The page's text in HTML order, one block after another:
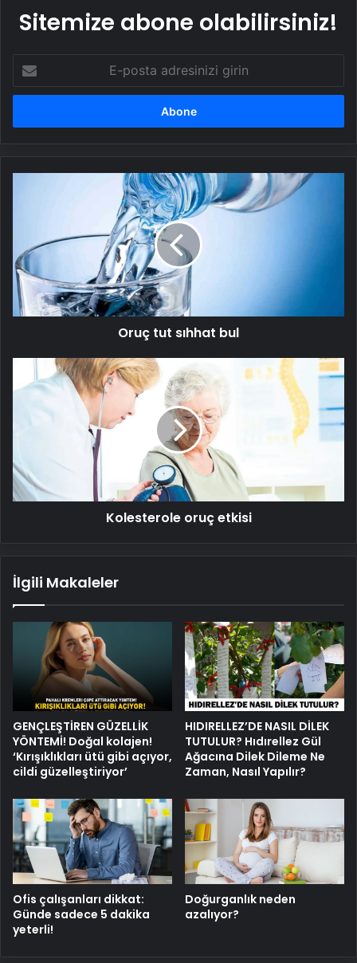
Sitemize abone olabilirsiniz!
posta
adresinizi
Oruç tut sıhhat bul
Kolesterole
oruç
Kolesterole oruç etkisi
İlgili Makaleler
GENÇLEŞTİREN GÜZELLİK
YÖNTEMİ! Doğal kolajen!
‘Kırışıklıkları ütü gibi açıyor,
cildi güzelleştiriyor’
HIDIRELLEZ’DE NASIL DİLEK
TUTULUR? Hıdırellez Gül
Ağacına Dilek Dileme Ne
Zaman, Nasıl Yapılır?
Ofis çalışanları dikkat:
Günde sadece 5 dakika
yeterli!
Doğurganlık neden
azalıyor?